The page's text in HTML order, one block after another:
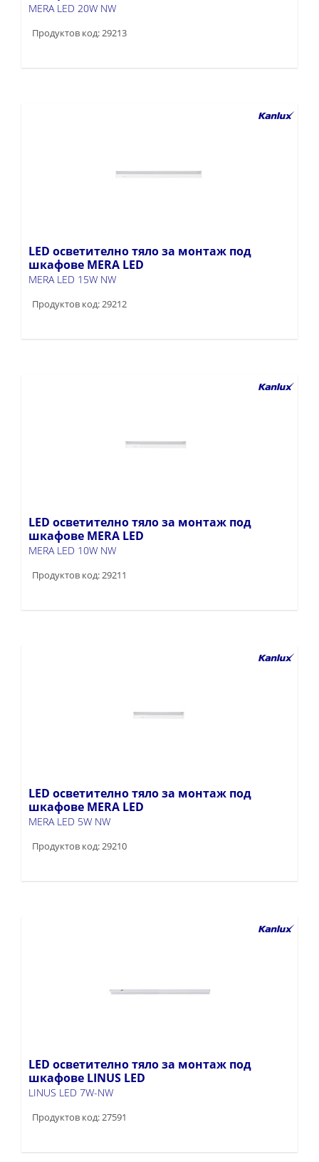
MERA LED 20W NW
Продуктов код: 29213
LED осветително тяло за монтаж под
шкафове MERA LED
MERA LED 15W NW
Продуктов код: 29212
LED осветително тяло за монтаж под
шкафове MERA LED
MERA LED 10W NW
Продуктов код: 29211
LED осветително тяло за монтаж под
шкафове MERA LED
MERA LED 5W NW
Продуктов код: 29210
LED осветително тяло за монтаж под
шкафове LINUS LED
LINUS LED 7W-NW
Продуктов код: 27591